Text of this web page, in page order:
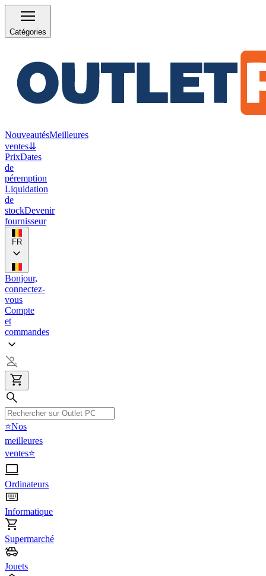
Catégories
NouveautésMeilleures
ventes⇊
PrixDates
de
péremption
Liquidation
de
stockDevenir
fournisseur
FR
Bonjour,
connectez-
vous
Compte
et
commandes
⭐Nos
meilleures
ventes⭐
Ordinateurs
Informatique
Supermarché
Jouets